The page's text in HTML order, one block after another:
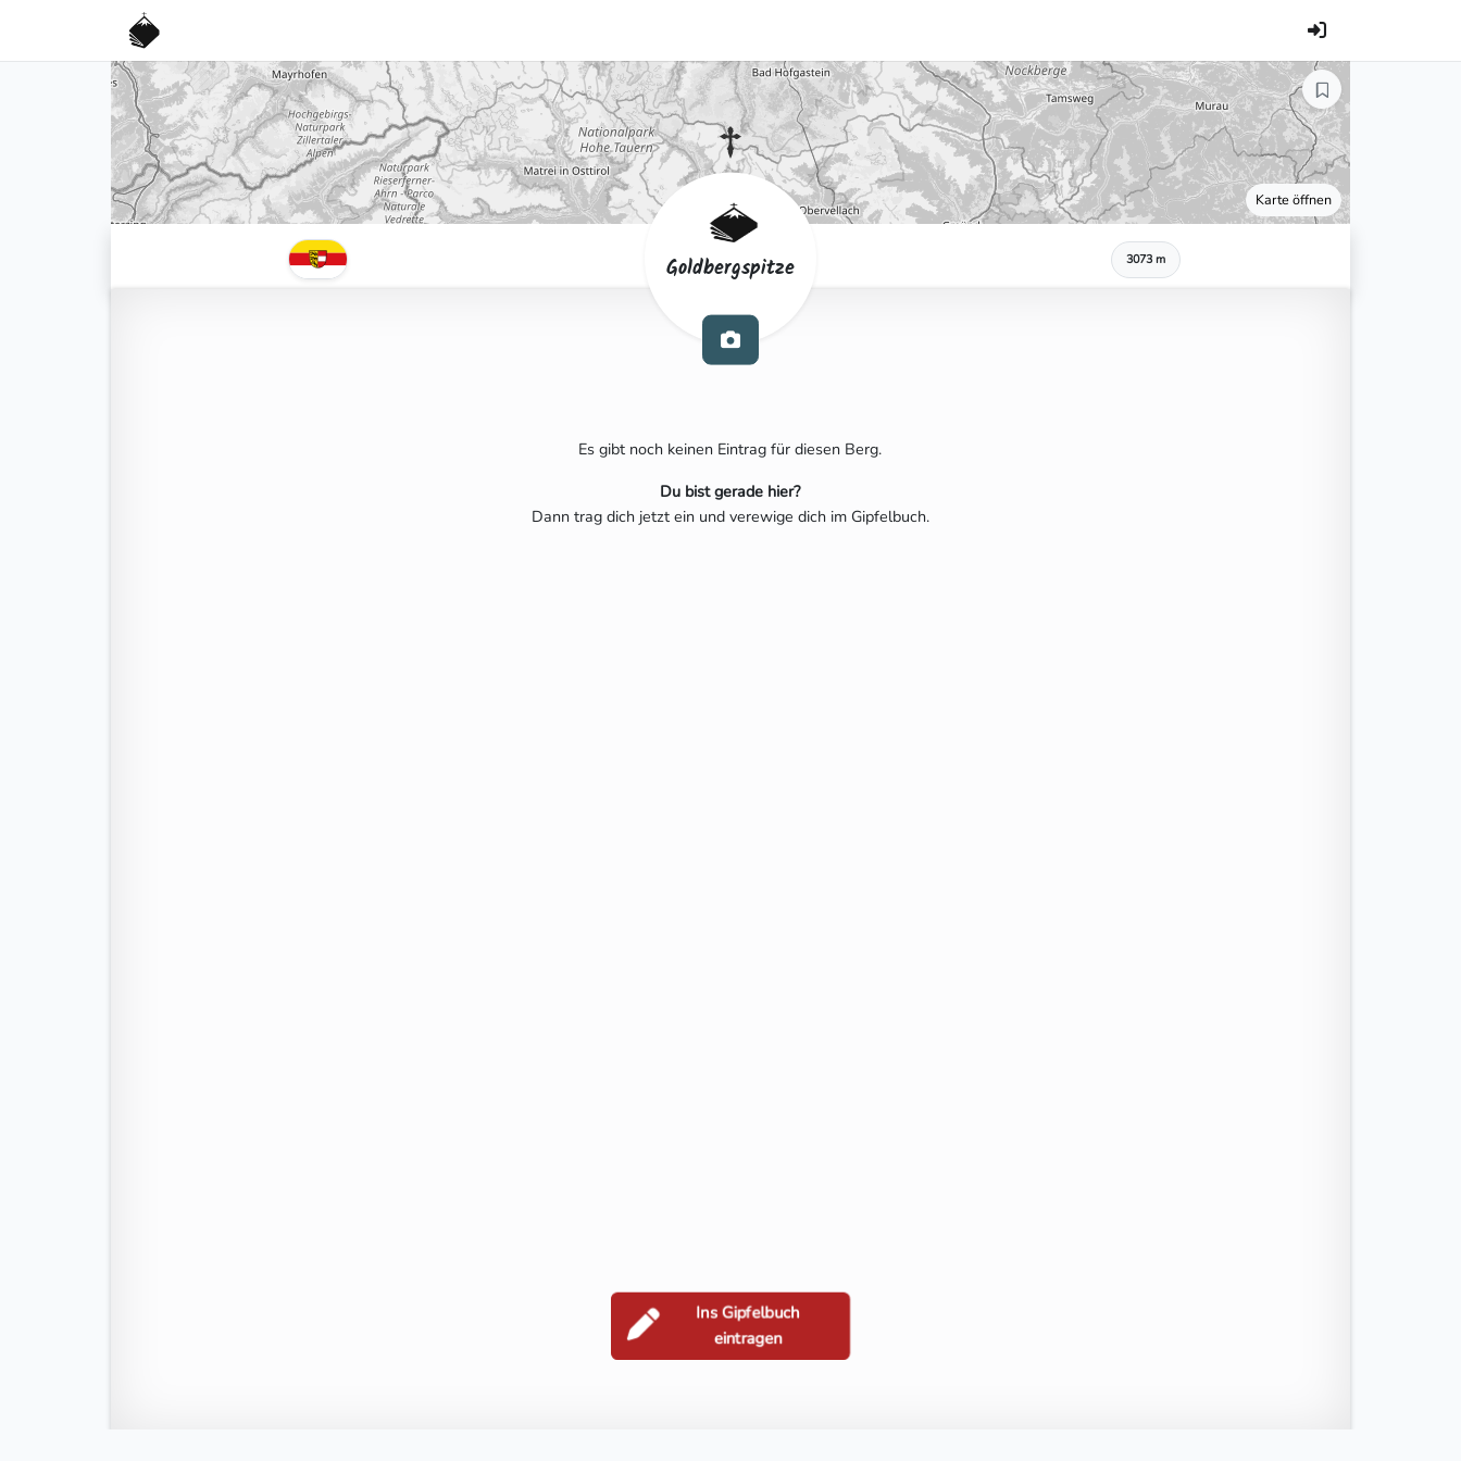
Karte öffnen
Goldbergspitze 3073 m
Es gibt noch keinen Eintrag für diesen Berg.
Du bist gerade hier?
Dann trag dich jetzt ein und verewige dich im Gipfelbuch.
Ins Gipfelbuch
eintragen